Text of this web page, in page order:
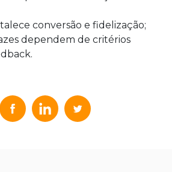
conversão e fidelização;
dependem de critérios